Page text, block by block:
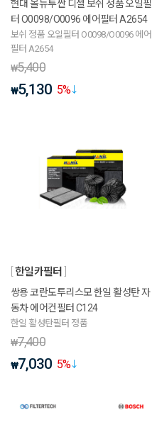
현대 올뉴투싼 디젤 보쉬 정품 오일필
터 O0098/O0096 에어필터 A2654
보쉬 정품 오일필터 O0098/O0096 에어
필터 A2654
₩5,400
₩5,130 5%
한일카필터
쌍용 코란도투리스모 한일 활성탄 자
동차 에어컨필터 C124
한일 활성탄필터 정품
₩7,400
₩7,030 5%